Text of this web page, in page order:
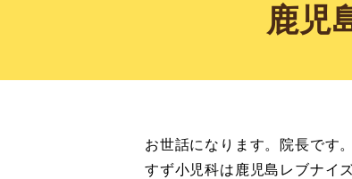
鹿児
お世話になります。院長です。
すず小児科は鹿児島レブナイ